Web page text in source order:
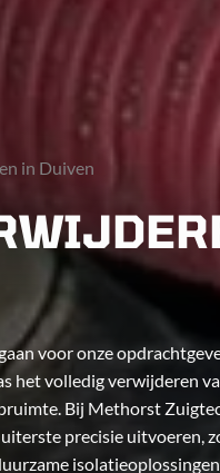
in Duiven
voor onze
het volledig verwijderen
Bij Methorst
precisie uitvoeren,